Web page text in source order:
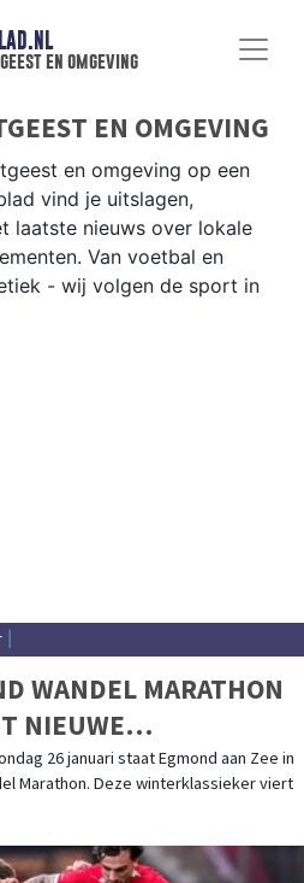
en omgeving
EN OMGEVING
en omgeving op een
vind je uitslagen,
laatste nieuws over lokale
Van voetbal en
- wij volgen de sport in
WANDEL MARATHON
NIEUWE
26 januari staat Egmond aan Zee in
Marathon. Deze winterklassieker viert